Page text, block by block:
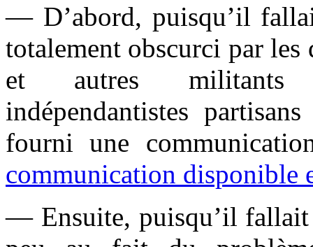
— D’abord, puisqu’il
totalement obscurci par les
et autres militants
indépendantistes
fourni une
communication disponible
— Ensuite, puisqu’il fallait